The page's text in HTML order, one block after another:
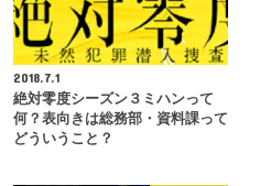
2018.7.1
絶対零度シーズン３ミハンって
何？表向きは総務部・資料課って
どういうこと？